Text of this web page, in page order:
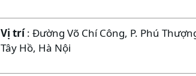
Vị trí: Đường Võ Chí Công, P. Phú
Tây Hồ, Hà Nội